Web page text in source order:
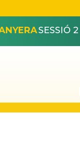
SESSIÓ 2